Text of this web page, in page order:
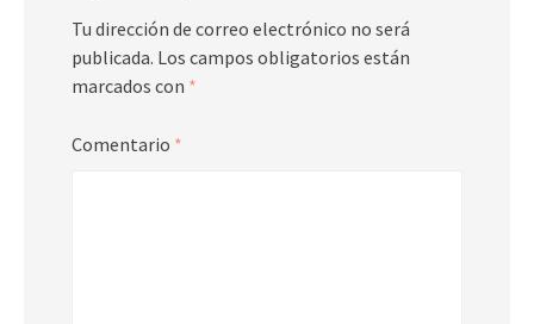
Tu dirección de correo electrónico no será
publicada. Los campos obligatorios están
marcados con *
Comentario *